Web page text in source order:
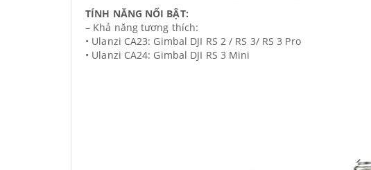
TÍNH NĂNG NỔI BẬT:
– Khả năng tương thích:
• Ulanzi CA23: Gimbal DJI RS 2 / RS 3/ RS 3 Pro
• Ulanzi CA24: Gimbal DJI RS 3 Mini